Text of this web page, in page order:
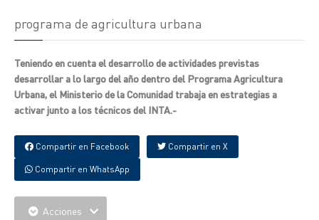
programa de agricultura urbana
Teniendo en cuenta el desarrollo de actividades previstas
desarrollar a lo largo del año dentro del Programa Agricultura
Urbana, el Ministerio de la Comunidad trabaja en estrategias a
activar junto a los técnicos del INTA.-
Compartir en Facebook Compartir en X
Compartir en WhatsApp
Acciones